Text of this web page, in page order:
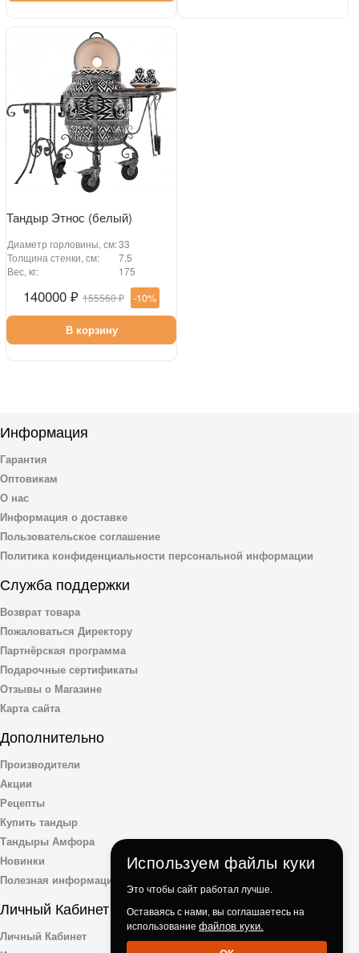
Тандыр Этнос (белый)
Диаметр горловины, см:33
Толщина стенки, см:
7,5
Вес, кг:
175
140000 ₽ 155560 ₽ -10%
В корзину
Информация
Гарантия
Оптовикам
О нас
Информация о доставке
Пользовательское соглашение
Политика конфиденциальности персональной информации
Служба поддержки
Возврат товара
Пожаловаться Директору
Партнёрская программа
Подарочные сертификаты
Отзывы о Магазине
Карта сайта
Дополнительно
Производители
Акции
Рецепты
Купить тандыр
Тандыры Амфора
Новинки
Полезная информация
Личный Кабинет
Личный Кабинет
Используем файлы куки
Это чтобы сайт работал лучше.
Оставаясь с нами, вы соглашаетесь на
использование файлов куки.